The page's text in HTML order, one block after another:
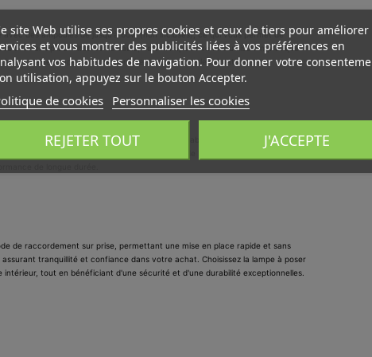
des ampoules de jusqu'à 60W (non incluses), ce qui vous permet de
à l'interrupteur situé sur le câble, cette lampe offre une utilisation pratique
cette lampe s'adapte parfaitement à toutes les situations.
Searchlight garantit une utilisation sûre et fiable. Sa conception robuste
plus de 12,5 mm. Alimentée par une tension de 230V, cette lampe est non
de longue durée.
de raccordement sur prise, permettant une mise en place rapide et sans
tranquillité et confiance dans votre achat. Choisissez la lampe à poser
tout en bénéficiant d'une sécurité et d'une durabilité exceptionnelles.
MY WISHLISTS
add_circle_outlineCreate new
CRÉER UNE LISTE D'ENVIES
NOM DE LA LISTE D'ENVIES
Annuler Créer une liste d'envies
CONNEXION
Annuler
site Web utilise ses propres cookies et ceux de tiers pour améliorer
et vous montrer des publicités liées à vos préférences en
vos habitudes de navigation. Pour donner votre
utilisation, appuyez sur le bouton Accepter.
de cookies Personnaliser les cookies
REJETER TOUT J'ACCEPTE